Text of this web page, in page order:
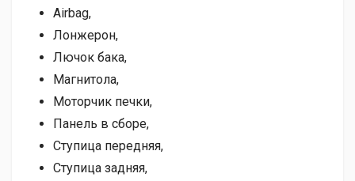
Airbag,
Лонжерон,
Лючок бака,
Магнитола,
Моторчик печки,
Панель в сборе,
Ступица передняя,
Ступица задняя,